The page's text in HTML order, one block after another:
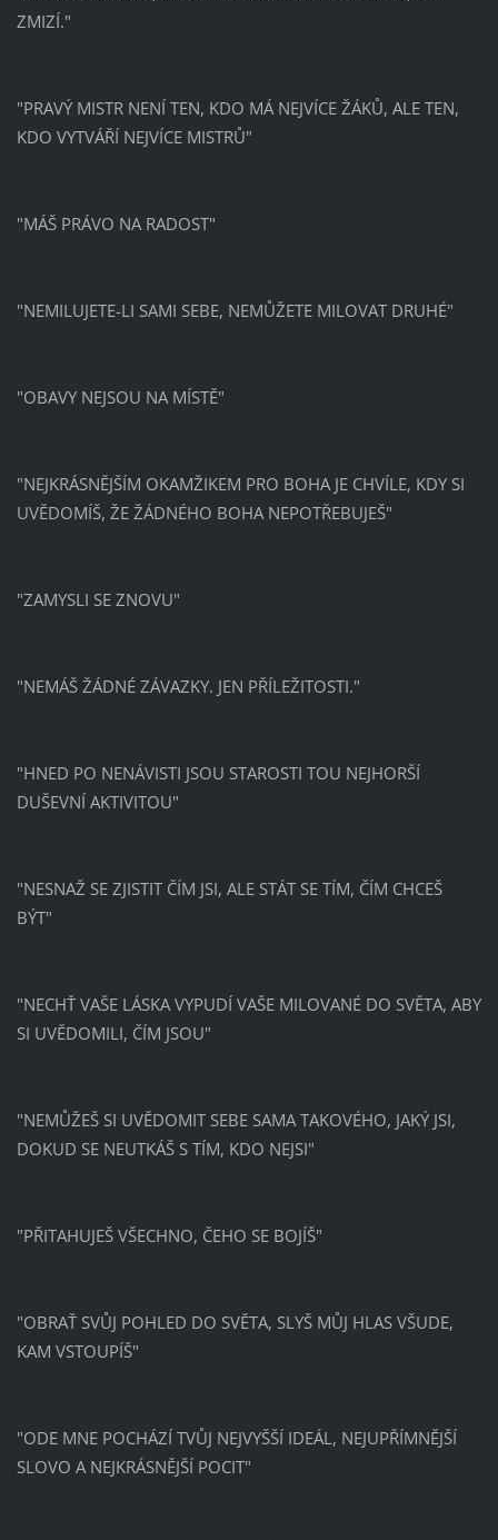
ZMIZÍ."
"PRAVÝ MISTR NENÍ TEN, KDO MÁ NEJVÍCE ŽÁKŮ, ALE TEN,
KDO VYTVÁŘÍ NEJVÍCE MISTRŮ"
"MÁŠ PRÁVO NA RADOST"
"NEMILUJETE-LI SAMI SEBE, NEMŮŽETE MILOVAT DRUHÉ"
"OBAVY NEJSOU NA MÍSTĚ"
"NEJKRÁSNĚJŠÍM OKAMŽIKEM PRO BOHA JE CHVÍLE, KDY SI
UVĚDOMÍŠ, ŽE ŽÁDNÉHO BOHA NEPOTŘEBUJEŠ"
"ZAMYSLI SE ZNOVU"
"NEMÁŠ ŽÁDNÉ ZÁVAZKY. JEN PŘÍLEŽITOSTI."
"HNED PO NENÁVISTI JSOU STAROSTI TOU NEJHORŠÍ
DUŠEVNÍ AKTIVITOU"
"NESNAŽ SE ZJISTIT ČÍM JSI, ALE STÁT SE TÍM, ČÍM CHCEŠ
BÝT"
"NECHŤ VAŠE LÁSKA VYPUDÍ VAŠE MILOVANÉ DO SVĚTA, ABY
SI UVĚDOMILI, ČÍM JSOU"
"NEMŮŽEŠ SI UVĚDOMIT SEBE SAMA TAKOVÉHO, JAKÝ JSI,
DOKUD SE NEUTKÁŠ S TÍM, KDO NEJSI"
"PŘITAHUJEŠ VŠECHNO, ČEHO SE BOJÍŠ"
"OBRAŤ SVŮJ POHLED DO SVĚTA, SLYŠ MŮJ HLAS VŠUDE,
KAM VSTOUPÍŠ"
"ODE MNE POCHÁZÍ TVŮJ NEJVYŠŠÍ IDEÁL, NEJUPŘÍMNĚJŠÍ
SLOVO A NEJKRÁSNĚJŠÍ POCIT"